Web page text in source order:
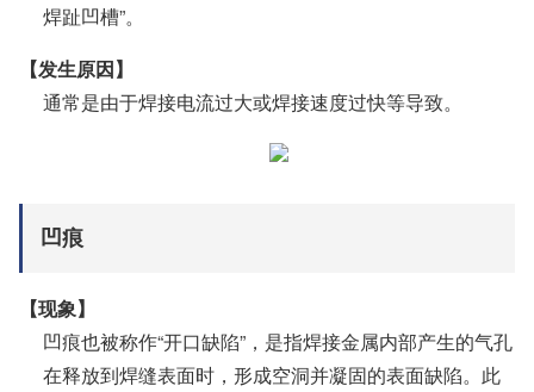
焊趾凹槽”。
【发生原因】
通常是由于焊接电流过大或焊接速度过快等导致。
凹痕
【现象】
凹痕也被称作“开口缺陷”，是指焊接金属内部产生的气孔
在释放到焊缝表面时，形成空洞并凝固的表面缺陷。此